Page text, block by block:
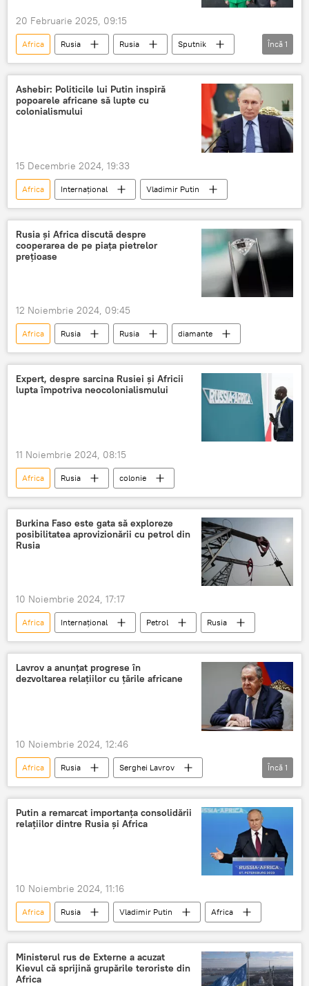
20 Februarie 2025, 09:15
Africa Rusia Rusia
Sputnik
Valentina Matvienko
Încă 1
Ashebir: Politicile lui Putin inspiră
popoarele africane să lupte cu
colonialismului
15 Decembrie 2024, 19:33
Africa Internațional Vladimir Putin
Rusia și Africa discută despre
cooperarea de pe piața pietrelor
prețioase
12 Noiembrie 2024, 09:45
Africa Rusia Rusia diamante
Expert, despre sarcina Rusiei și Africii
lupta împotriva neocolonialismului
11 Noiembrie 2024, 08:15
Africa Rusia colonie
Burkina Faso este gata să exploreze
posibilitatea aprovizionării cu petrol din
Rusia
10 Noiembrie 2024, 17:17
Africa Internațional Petrol Rusia
Lavrov a anunțat progrese în
dezvoltarea relațiilor cu țările africane
10 Noiembrie 2024, 12:46
Africa Rusia
Serghei Lavrov
Relații internaționale
Încă 1
Putin a remarcat importanța consolidării
relațiilor dintre Rusia și Africa
10 Noiembrie 2024, 11:16
Africa Rusia Vladimir Putin Africa
Ministerul rus de Externe a acuzat
Kievul că sprijină grupările teroriste din
Africa